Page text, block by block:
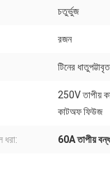
চতুর্ভুজ
রজন
টিনের ধাতুপট্টাবৃত
250V তাপীয়
কাটঅফ ফিউজ
ধরা: 60A তাপীয়